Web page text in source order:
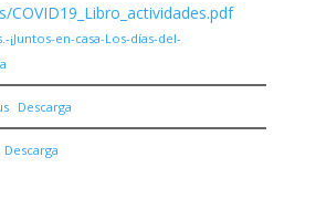
COVID19_Libro_actividades.pdf
en-casa-Los-días-del-
Descarga
Descarga